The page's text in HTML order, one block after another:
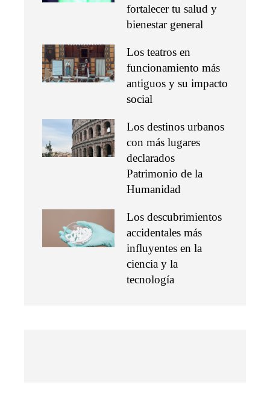
fortalecer tu salud y
bienestar general
Los teatros en
funcionamiento más
antiguos y su impacto
social
Los destinos urbanos
con más lugares
declarados
Patrimonio de la
Humanidad
Los descubrimientos
accidentales más
influyentes en la
ciencia y la
tecnología